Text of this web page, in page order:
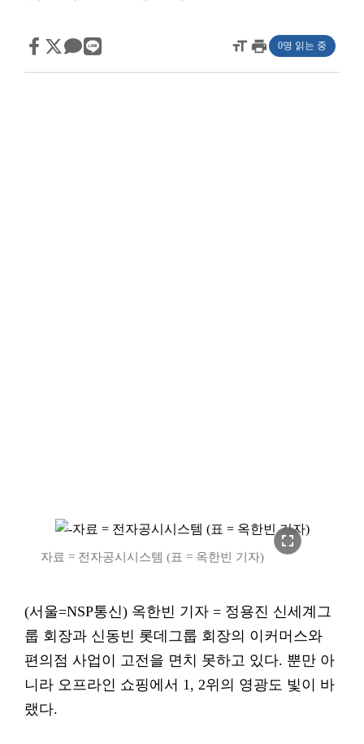
format_sizeprint 0명 읽는 중
fullscreen
자료 = 전자공시시스템 (표 = 옥한빈 기자)
(서울=NSP통신) 옥한빈 기자 = 정용진 신세계그
룹 회장과 신동빈 롯데그룹 회장의 이커머스와
편의점 사업이 고전을 면치 못하고 있다. 뿐만 아
니라 오프라인 쇼핑에서 1, 2위의 영광도 빛이 바
랬다.